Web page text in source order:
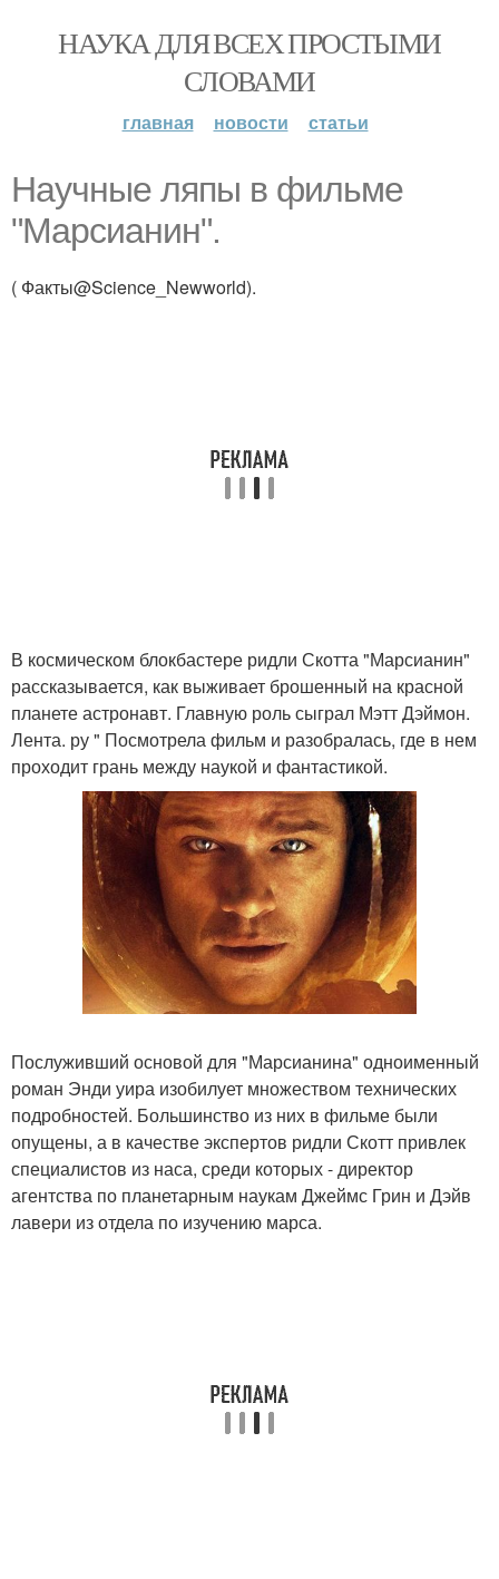
НАУКА ДЛЯ ВСЕХ ПРОСТЫМИ
СЛОВАМИ
главная новости статьи
Научные ляпы в фильме
"Марсианин".
( Факты@Science_Newworld).
В космическом блокбастере ридли Скотта "Марсианин"
рассказывается, как выживает брошенный на красной
планете астронавт. Главную роль сыграл Мэтт Дэймон.
Лента. ру " Посмотрела фильм и разобралась, где в нем
проходит грань между наукой и фантастикой.
Послуживший основой для "Марсианина" одноименный
роман Энди уира изобилует множеством технических
подробностей. Большинство из них в фильме были
опущены, а в качестве экспертов ридли Скотт привлек
специалистов из наса, среди которых - директор
агентства по планетарным наукам Джеймс Грин и Дэйв
лавери из отдела по изучению марса.